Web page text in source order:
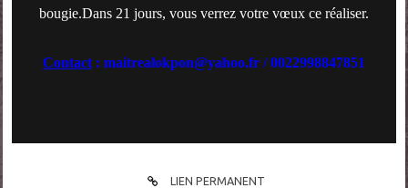
bougie.Dans 21 jours, vous verrez votre vœux ce réaliser.
Contact: maitrealokpon@yahoo.fr / 0022998847851
LIEN PERMANENT